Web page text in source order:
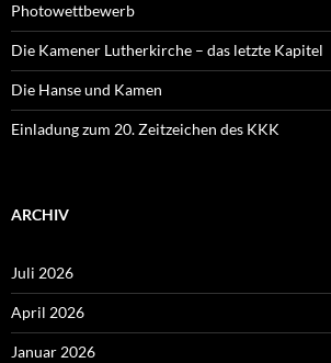
Photowettbewerb
Die Kamener Lutherkirche – das letzte Kapitel
Die Hanse und Kamen
Einladung zum 20. Zeitzeichen des KKK
ARCHIV
Juli 2026
April 2026
Januar 2026